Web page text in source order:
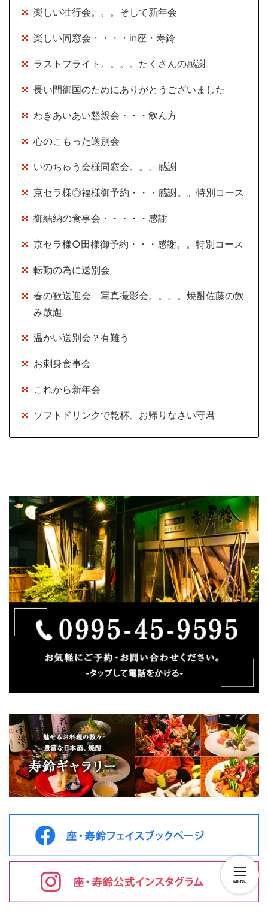
楽しい壮行会。。。そして新年会
楽しい同窓会・・・・in座・寿鈴
ラストフライト。。。。たくさんの感謝
長い間御国のためにありがとうございました
わきあいあい懇親会・・・飲ん方
心のこもった送別会
いのちゅう会様同窓会。。。感謝
京セラ様◎福様御予約・・・感謝。。特別コース
御結納の食事会・・・・・感謝
京セラ様○田様御予約・・・感謝。。特別コース
転勤の為に送別会
春の歓送迎会 写真撮影会。。。。焼酎佐藤の飲
み放題
温かい送別会？有難う
お刺身食事会
これから新年会
ソフトドリンクで乾杯、お帰りなさい守君